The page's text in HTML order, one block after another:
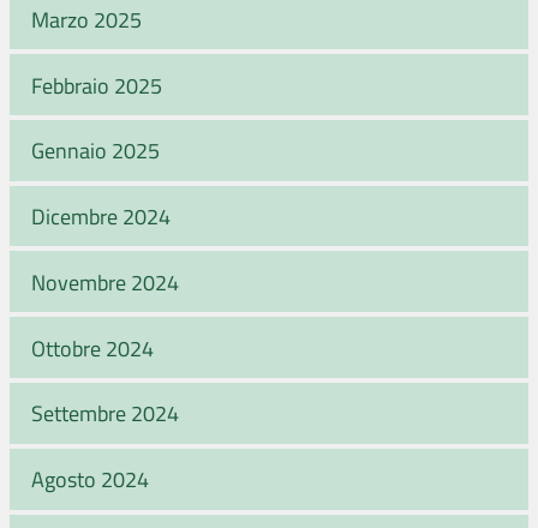
Marzo 2025
Febbraio 2025
Gennaio 2025
Dicembre 2024
Novembre 2024
Ottobre 2024
Settembre 2024
Agosto 2024